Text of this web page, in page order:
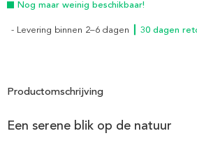
Nog maar weinig beschikbaar!
- Levering binnen 2–6 dagen ┃ 30 dagen
Productomschrijving
Een serene blik op de natuur